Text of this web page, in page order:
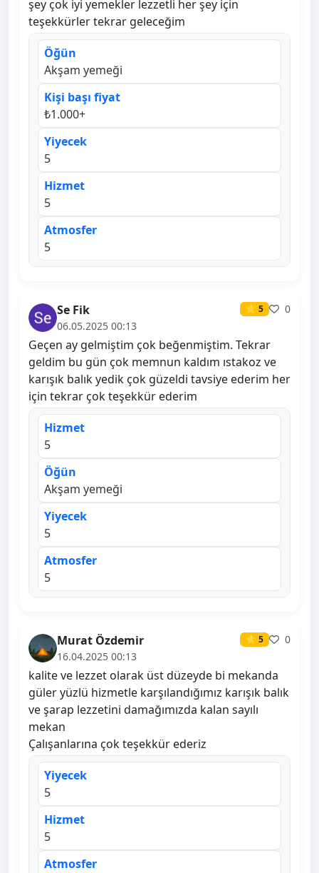
şey çok iyi yemekler lezzetli her şey için
teşekkürler tekrar geleceğim
Öğün
Akşam yemeği
Kişi başı fiyat
₺1.000+
Yiyecek
5
Hizmet
5
Atmosfer
5
Se Fik ⭐ 5
0
06.05.2025 00:13
Geçen ay gelmiştim çok beğenmiştim. Tekrar
geldim bu gün çok memnun kaldım ıstakoz ve
karışık balık yedik çok güzeldi tavsiye ederim her
için tekrar çok teşekkür ederim
Hizmet
5
Öğün
Akşam yemeği
Yiyecek
5
Atmosfer
5
Murat Özdemir ⭐ 5
0
16.04.2025 00:13
kalite ve lezzet olarak üst düzeyde bi mekanda
güler yüzlü hizmetle karşılandığımız karışık balık
ve şarap lezzetini damağımızda kalan sayılı
mekan
Çalışanlarına çok teşekkür ederiz
Yiyecek
5
Hizmet
5
Atmosfer